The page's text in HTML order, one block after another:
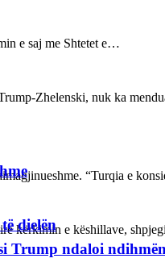
e saj me Shtetet e…
“Turqia e
Trump ndaloi
Zhelenski, nuk ka
kërkimin e këshillave,
dielën